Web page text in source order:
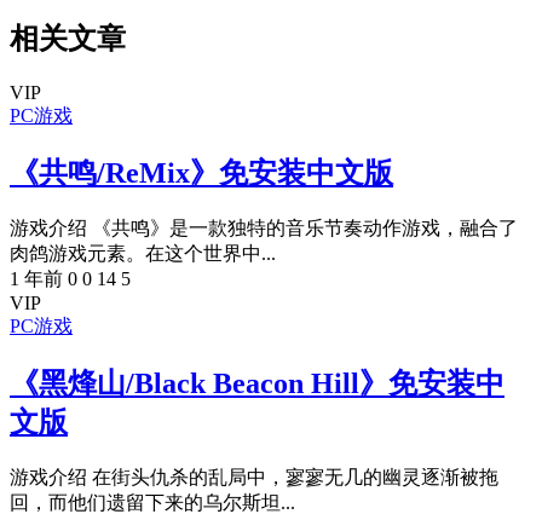
相关文章
VIP
PC游戏
《共鸣/ReMix》免安装中文版
游戏介绍 《共鸣》是一款独特的音乐节奏动作游戏，融合了
肉鸽游戏元素。在这个世界中...
1 年前 0 0 14 5
VIP
PC游戏
《黑烽山/Black Beacon Hill》免安装中
文版
游戏介绍 在街头仇杀的乱局中，寥寥无几的幽灵逐渐被拖
回，而他们遗留下来的乌尔斯坦...